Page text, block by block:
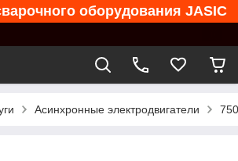
оборудования JASIC
Асинхронные электродвигатели